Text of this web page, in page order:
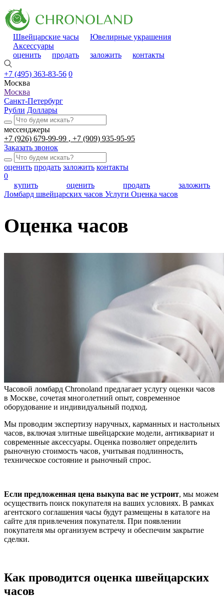
Швейцарские часы
Ювелирные украшения
Аксессуары
оценить
продать заложить контакты
+7 (495) 363-83-56 0
Москва
Москва
Санкт-Петербург
Рубли Доллары
мессенджеры
+7 (926) 679-99-99
+7 (909) 935-95-95
Заказать звонок
оценить продать заложить контакты
0
купить
оценить продать
заложить
Ломбард швейцарских часов Услуги Оценка часов
Оценка часов
Часовой ломбард Chronoland предлагает услугу оценки часов
в Москве, сочетая многолетний опыт, современное
оборудование и индивидуальный подход.
Мы проводим экспертизу наручных, карманных и настольных
часов, включая элитные швейцарские модели, антиквариат и
современные аксессуары. Оценка позволяет определить
рыночную стоимость часов, учитывая подлинность,
техническое состояние и рыночный спрос.
Если предложенная цена выкупа вас не устроит, мы можем
осуществить поиск покупателя на ваших условиях. В рамках
агентского соглашения часы будут размещены в каталоге на
сайте для привлечения покупателя. При появлении
покупателя мы организуем встречу и обеспечим закрытие
сделки.
Как проводится оценка швейцарских
часов